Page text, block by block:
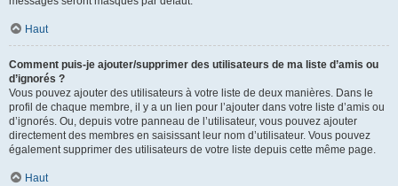
Haut
Comment puis-je ajouter/supprimer des utilisateurs de ma liste d’amis ou
d’ignorés ?
Vous pouvez ajouter des utilisateurs à votre liste de deux manières. Dans le
profil de chaque membre, il y a un lien pour l’ajouter dans votre liste d’amis ou
d’ignorés. Ou, depuis votre panneau de l’utilisateur, vous pouvez ajouter
directement des membres en saisissant leur nom d’utilisateur. Vous pouvez
également supprimer des utilisateurs de votre liste depuis cette même page.
Haut